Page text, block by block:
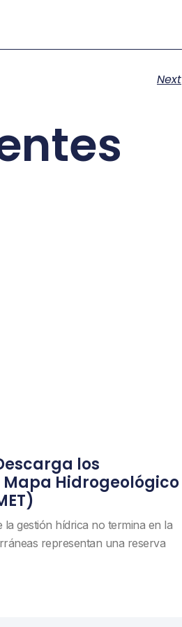
Next
los
Mapa Hidrogeológico
gestión hídrica no termina en la
representan una reserva